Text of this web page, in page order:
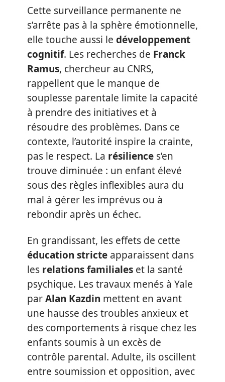
Cette surveillance permanente ne
s’arrête pas à la sphère émotionnelle,
elle touche aussi le développement
cognitif. Les recherches de Franck
Ramus, chercheur au CNRS,
rappellent que le manque de
souplesse parentale limite la capacité
à prendre des initiatives et à
résoudre des problèmes. Dans ce
contexte, l’autorité inspire la crainte,
pas le respect. La résilience s’en
trouve diminuée : un enfant élevé
sous des règles inflexibles aura du
mal à gérer les imprévus ou à
rebondir après un échec.
En grandissant, les effets de cette
éducation stricte apparaissent dans
les relations familiales et la santé
psychique. Les travaux menés à Yale
parAlan Kazdin mettent en avant
une hausse des troubles anxieux et
des comportements à risque chez les
enfants soumis à un excès de
contrôle parental. Adulte, ils oscillent
entre soumission et opposition, avec